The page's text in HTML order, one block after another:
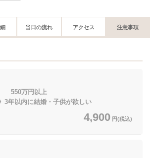
当日の流れ アクセス 注意事項
万円以上
3年以内に結婚・子供が欲しい
4,900 円(税込)